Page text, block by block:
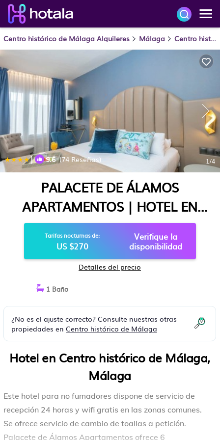
Centro histórico de Málaga Alquileres Málaga Centro histórico de Málaga
| 9.6(74 Reseñas) 1/4
PALACETE DE ÁLAMOS
APARTAMENTOS | HOTEL EN
MÁLAGA
Tarifas nocturnas de:
US $270
Verifique la
disponibilidad
Detalles del precio
1 Baño
¿No es el ajuste correcto? Consulte nuestras otras
propiedades en Centro histórico de Málaga
Hotel en Centro histórico de Málaga,
Málaga
Este hotel para no fumadores dispone de servicio de
recepción 24 horas y wifi gratis en las zonas comunes.
Se ofrece servicio de cambio de toallas a petición.
Palacete de Álamos Apartamentos ofrece 6